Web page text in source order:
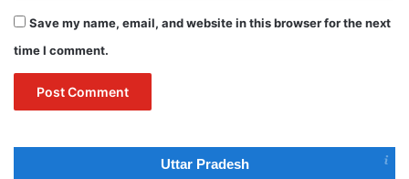
Save my name, email, and website in this browser for the next
time I comment.
Uttar Pradesh